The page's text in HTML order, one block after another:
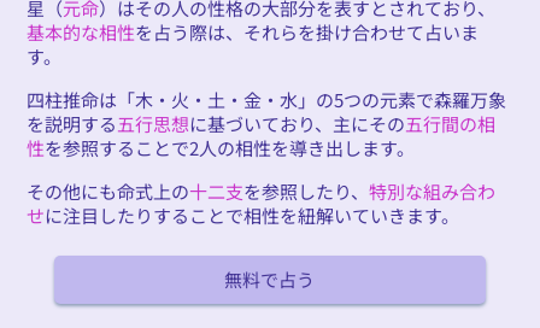
星（元命）はその人の性格の大部分を表すとされており、
基本的な相性を占う際は、それらを掛け合わせて占いま
す。
四柱推命は「木・火・土・金・水」の5つの元素で森羅万象
を説明する五行思想に基づいており、主にその五行間の相
性を参照することで2人の相性を導き出します。
その他にも命式上の十二支を参照したり、特別な組み合わ
せに注目したりすることで相性を紐解いていきます。
無料で占う